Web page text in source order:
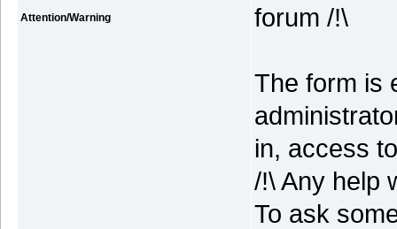
Attention/Warning
forum /!\
The form is
in, access
/!\ Any help
To ask